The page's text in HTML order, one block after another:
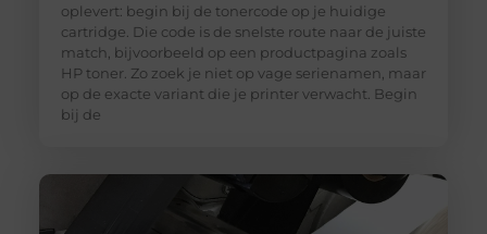
oplevert: begin bij de tonercode op je huidige
cartridge. Die code is de snelste route naar de juiste
match, bijvoorbeeld op een productpagina zoals
HP toner. Zo zoek je niet op vage serienamen, maar
op de exacte variant die je printer verwacht. Begin
bij de